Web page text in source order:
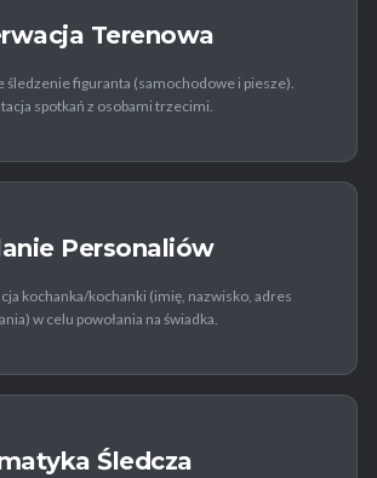
Terenowa
śledzenie figuranta (samochodowe i piesze).
spotkań z osobami trzecimi.
Personaliów
kochanka/kochanki (imię, nazwisko, adres
w celu powołania na świadka.
Śledcza